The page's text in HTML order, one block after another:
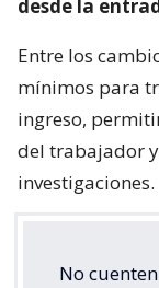
desde la
Entre los
mínimos para
ingreso,
del trabajador
investigaciones.
No